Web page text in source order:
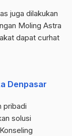
juga dilakukan
Moling Astra
dapat curhat
Denpasar
pribadi
solusi